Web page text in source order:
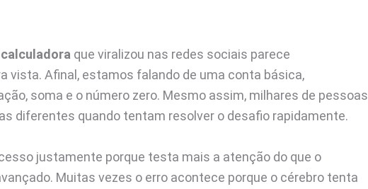
que viralizou nas redes sociais parece
vista. Afinal, estamos falando de uma conta básica,
soma e o número zero. Mesmo assim, milhares de pessoas
diferentes quando tentam resolver o desafio rapidamente.
justamente porque testa mais a atenção do que o
Muitas vezes o erro acontece porque o cérebro tenta